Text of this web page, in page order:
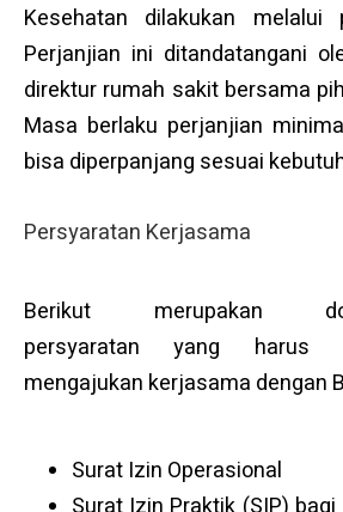
Kesehatan dilakukan melalui
Perjanjian ini ditandatangani
direktur rumah sakit bersama
Masa berlaku perjanjian
bisa diperpanjang sesuai
Persyaratan Kerjasama
Berikut merupakan
persyaratan yang harus
mengajukan kerjasama dengan
Surat Izin Operasional